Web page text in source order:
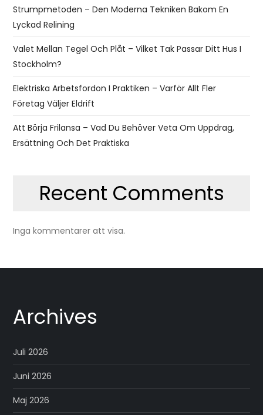
Strumpmetoden – Den Moderna Tekniken Bakom En
Lyckad Relining
Valet Mellan Tegel Och Plåt – Vilket Tak Passar Ditt Hus I
Stockholm?
Elektriska Arbetsfordon I Praktiken – Varför Allt Fler
Företag Väljer Eldrift
Att Börja Frilansa – Vad Du Behöver Veta Om Uppdrag,
Ersättning Och Det Praktiska
Recent Comments
Inga kommentarer att visa.
Archives
Juli 2026
Juni 2026
Maj 2026